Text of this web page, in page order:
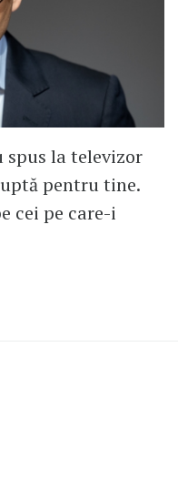
la televizor
pentru tine.
cei pe care-i